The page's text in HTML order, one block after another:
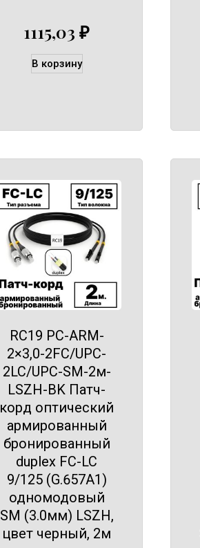
1115,03 ₽
В корзину
RC19 PC-ARM-
2×3,0-2FC/UPC-
2LC/UPC-SM-2м-
LSZH-BK Патч-
корд оптический
армированный
бронированный
duplex FC-LC
9/125 (G.657A1)
одномодовый
SM (3.0мм) LSZH,
цвет черный, 2м